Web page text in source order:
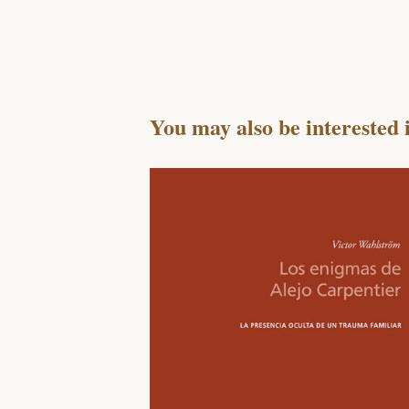
You may also be interested